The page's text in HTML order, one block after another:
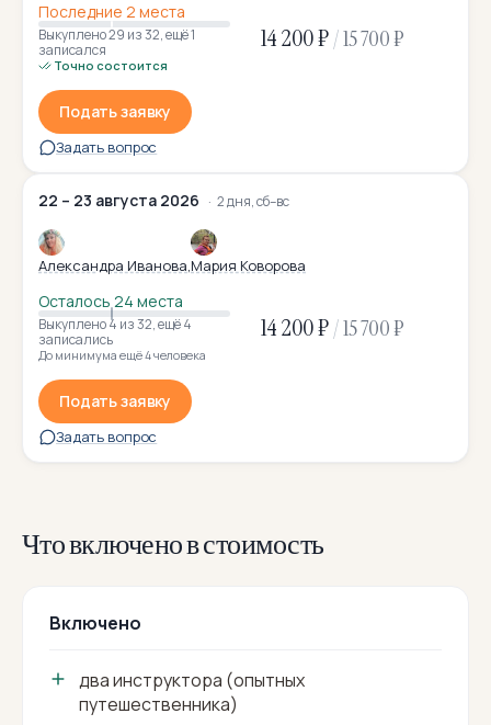
Последние 2 места
Выкуплено 29 из 32,ещё 1
записался
Точно состоится
14 200 ₽/15 700 ₽
Подать заявку
Задать вопрос
22 – 23 августа 2026 2 дня, сб–вс
Александра Иванова Мария Коворова
Осталось 24 места
Выкуплено 4 из 32,ещё 4
записались
До минимума ещё 4 человека
14 200 ₽/15 700 ₽
Подать заявку
Задать вопрос
Что включено в стоимость
Включено
два инструктора (опытных
путешественника)